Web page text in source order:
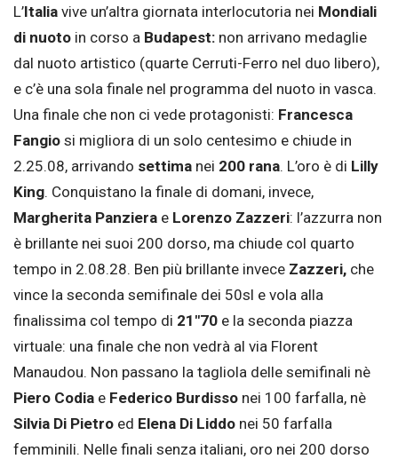
L’Italia vive un’altra giornata interlocutoria nei Mondiali
di nuoto in corso a Budapest: non arrivano medaglie
dal nuoto artistico (quarte Cerruti-Ferro nel duo libero),
e c’è una sola finale nel programma del nuoto in vasca.
Una finale che non ci vede protagonisti: Francesca
Fangio si migliora di un solo centesimo e chiude in
2.25.08, arrivando settima nei 200 rana. L’oro è di Lilly
King. Conquistano la finale di domani, invece,
Margherita Panziera e Lorenzo Zazzeri: l’azzurra non
è brillante nei suoi 200 dorso, ma chiude col quarto
tempo in 2.08.28. Ben più brillante invece Zazzeri, che
vince la seconda semifinale dei 50sl e vola alla
finalissima col tempo di 21″70 e la seconda piazza
virtuale: una finale che non vedrà al via Florent
Manaudou. Non passano la tagliola delle semifinali nè
Piero Codia e Federico Burdisso nei 100 farfalla, nè
Silvia Di Pietro ed Elena Di Liddo nei 50 farfalla
femminili. Nelle finali senza italiani, oro nei 200 dorso